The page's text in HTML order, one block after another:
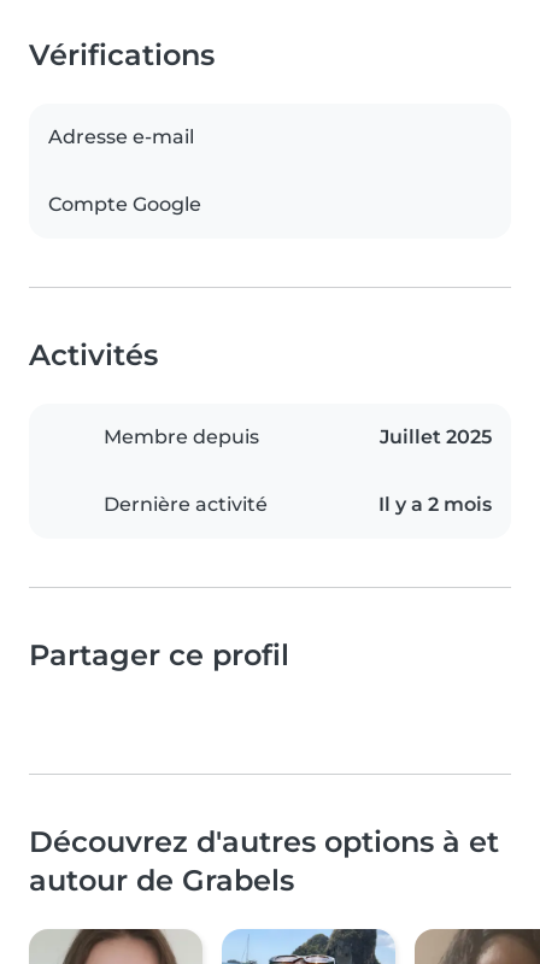
Vérifications
Adresse e-mail
Compte Google
Activités
Membre depuis Juillet 2025
Dernière activité Il y a 2 mois
Partager ce profil
Découvrez d'autres options à et
autour de Grabels